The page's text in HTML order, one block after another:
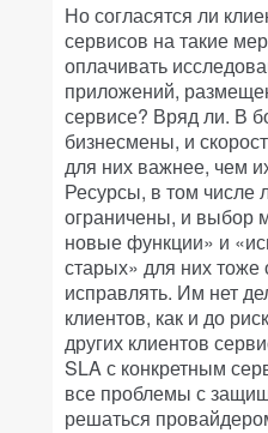
Но согласятся ли
сервисов на такие
оплачивать
приложений,
сервисе? Вряд ли. В
бизнесмены, и
для них важнее, чем
Ресурсы, в том числе
ограничены, и выбор
новые функции» и
старых» для них
исправлять. Им нет
клиентов, как и до
других клиентов
SLA с конкретным
все проблемы с
решаться